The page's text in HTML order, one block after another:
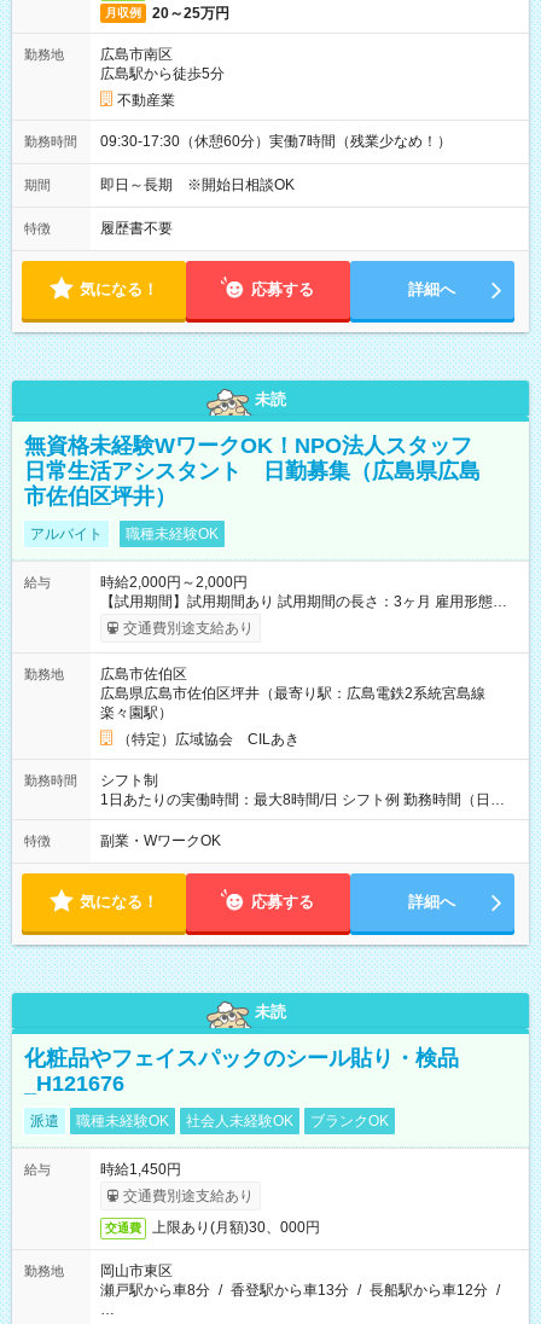
月収例 20～25万円
勤務地
広島市南区
広島駅から徒歩5分
不動産業
勤務時間 09:30-17:30（休憩60分）実働7時間（残業少なめ！）
期間 即日～長期 ※開始日相談OK
特徴 履歴書不要
気になる！ 応募する 詳細へ
未読
無資格未経験WワークOK！NPO法人スタッフ
日常生活アシスタント 日勤募集（広島県広島
市佐伯区坪井）
アルバイト 職種未経験OK
給与
時給2,000円～2,000円
【試用期間】試用期間あり 試用期間の長さ：3ヶ月 雇用形態、
給与は本採用時と同じです。
交通費別途支給あり
勤務地
広島市佐伯区
広島県広島市佐伯区坪井（最寄り駅：広島電鉄2系統宮島線
楽々園駅）
（特定）広域協会 CILあき
勤務時間
シフト制
1日あたりの実働時間：最大8時間/日 シフト例 勤務時間（日
勤）・8時～18時 （実働時間8時間 待機休憩2時間）（日勤1回
あたりの給与 2万円）
特徴 副業・WワークOK
気になる！ 応募する 詳細へ
未読
化粧品やフェイスパックのシール貼り・検品
_H121676
派遣 職種未経験OK 社会人未経験OK ブランクOK
給与
時給1,450円
交通費別途支給あり
交通費 上限あり(月額)30、000円
勤務地
岡山市東区
瀬戸駅から車8分 / 香登駅から車13分 / 長船駅から車12分 /
…